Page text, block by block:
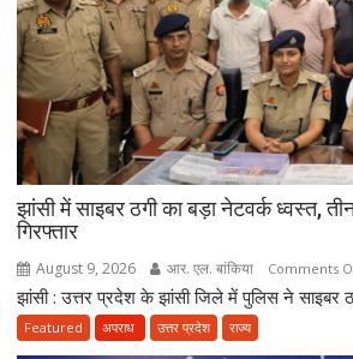
झांसी में साइबर ठगी का बड़ा नेटवर्क ध्वस्त,
गिरफ्तार
August 9, 2026 आर. एल. बांकिया Comments
झांसी : उत्तर प्रदेश के झांसी जिले में पुलिस ने साइबर
Featured अपराध उत्तर प्रदेश राज्य